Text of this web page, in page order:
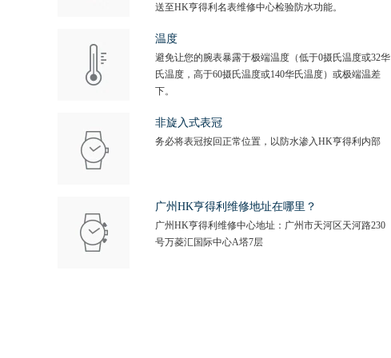
送至HK亨得利名表维修中心检验防水功能。
温度
避免让您的腕表暴露于极端温度（低于0摄氏温度或32华
氏温度，高于60摄氏温度或140华氏温度）或极端温差
下。
非旋入式表冠
务必将表冠按回正常位置，以防水渗入HK亨得利内部
广州HK亨得利维修地址在哪里？
广州HK亨得利维修中心地址：广州市天河区天河路230
号万菱汇国际中心A塔7层